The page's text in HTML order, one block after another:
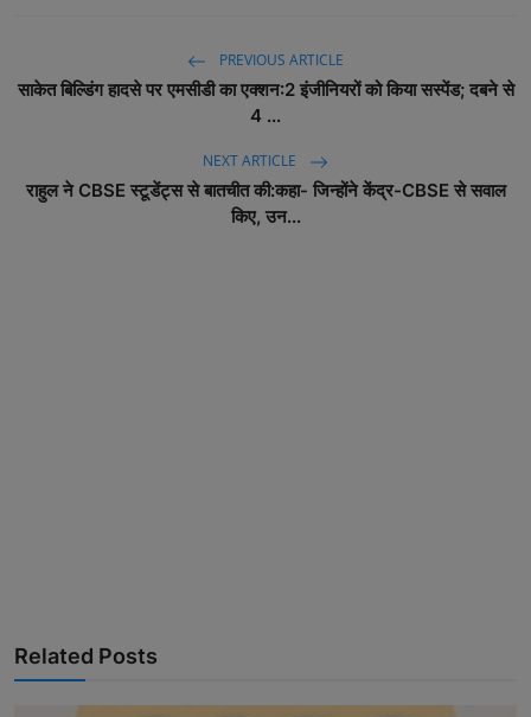
PREVIOUS ARTICLE
साकेत बिल्डिंग हादसे पर एमसीडी का एक्शन:2 इंजीनियरों को किया सस्पेंड; दबने से
4 ...
NEXT ARTICLE
राहुल ने CBSE स्टूडेंट्स से बातचीत की:कहा- जिन्होंने केंद्र-CBSE से सवाल
किए, उन...
Related Posts